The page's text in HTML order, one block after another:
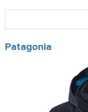
Patagonia